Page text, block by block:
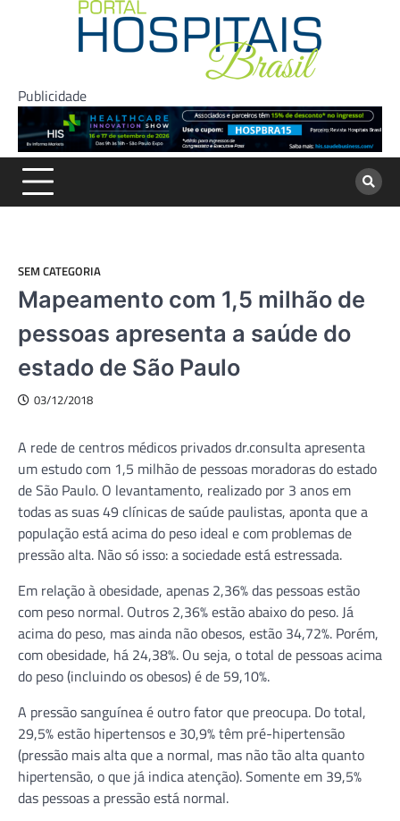
Publicidade
SEM CATEGORIA
Mapeamento com 1,5 milhão de
pessoas apresenta a saúde do
estado de São Paulo
03/12/2018
A rede de centros médicos privados dr.consulta apresenta
um estudo com 1,5 milhão de pessoas moradoras do estado
de São Paulo. O levantamento, realizado por 3 anos em
todas as suas 49 clínicas de saúde paulistas, aponta que a
população está acima do peso ideal e com problemas de
pressão alta. Não só isso: a sociedade está estressada.
Em relação à obesidade, apenas 2,36% das pessoas estão
com peso normal. Outros 2,36% estão abaixo do peso. Já
acima do peso, mas ainda não obesos, estão 34,72%. Porém,
com obesidade, há 24,38%. Ou seja, o total de pessoas acima
do peso (incluindo os obesos) é de 59,10%.
A pressão sanguínea é outro fator que preocupa. Do total,
29,5% estão hipertensos e 30,9% têm pré-hipertensão
(pressão mais alta que a normal, mas não tão alta quanto
hipertensão, o que já indica atenção). Somente em 39,5%
das pessoas a pressão está normal.